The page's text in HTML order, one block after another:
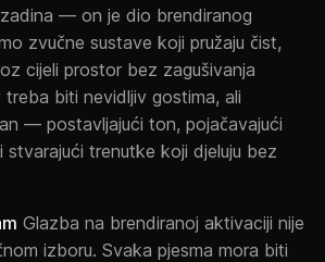
— on je dio brendiranog
zvučne sustave koji pružaju čist,
cijeli prostor bez zagušivanja
biti nevidljiv gostima, ali
— postavljajući ton, pojačavajući
trenutke koji djeluju bez
Glazba na brendiranoj aktivaciji nije
izboru. Svaka pjesma mora biti